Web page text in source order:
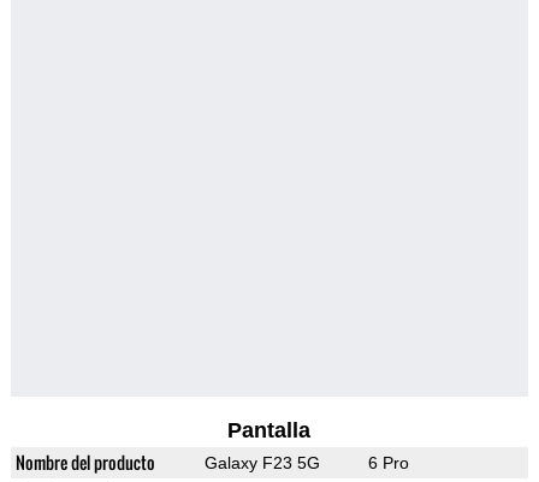
Pantalla
Nombre del producto Galaxy F23 5G 6 Pro